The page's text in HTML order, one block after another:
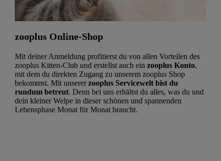
zooplus Online-Shop
Mit deiner Anmeldung profitierst du von allen Vorteilen des
zooplus Kitten-Club und erstellst auch ein zooplus Konto,
mit dem du direkten Zugang zu unserem zooplus Shop
bekommst. Mit unsererzooplus Servicewelt bist du
rundum betreut. Denn bei uns erhältst du alles, was du und
dein kleiner Welpe in dieser schönen und spannenden
Lebensphase Monat für Monat braucht.